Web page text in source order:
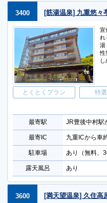
3400 [筋湯温泉] 九重悠々
宣
れ
湯
性
とくとくプラン 特
最寄駅 JR豊後中村駅
最寄IC 九重ICから車
駐車場 あり（無料、
露天風呂 あり
3600 [満天望温泉] 久住高